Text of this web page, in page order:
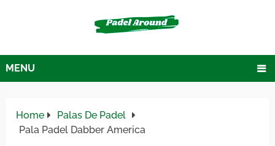
MENU
Home
Palas De Padel
Pala Padel Dabber America